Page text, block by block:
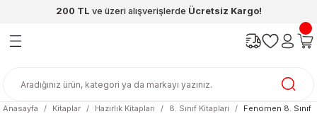
200 TL ve üzeri alışverişlerde Ücretsiz Kargo!
Geri Dön
Geri Dön
Geri Dön
Geri Dön
Geri Dön
Geri Dön
Anasayfa
Kitaplar Hazırlık Kitapları 8. Sınıf Kitapları Fenomen 8.